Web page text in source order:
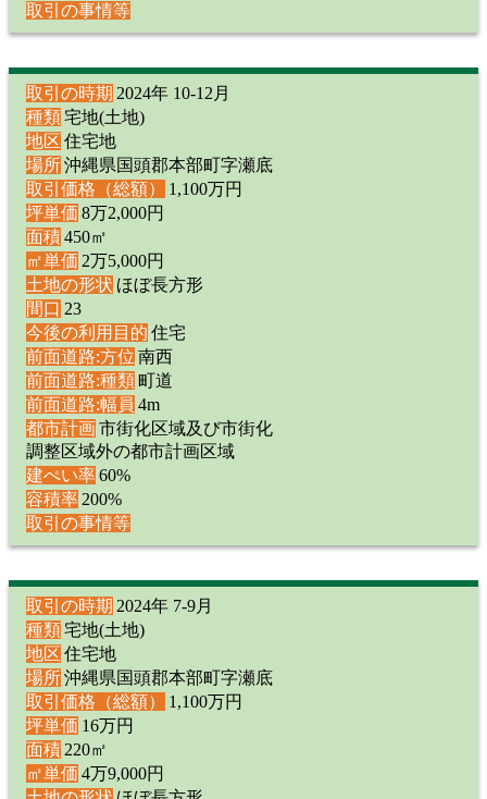
取引の事情等
取引の時期 2024年 10-12月
種類 宅地(土地)
地区 住宅地
場所沖縄県国頭郡本部町字瀬底
取引価格（総額）
1,100万円
坪単価 8万2,000円
面積450㎡
㎡単価 2万5,000円
土地の形状 ほぼ長方形
間口 23
今後の利用目的 住宅
前面道路:方位 南西
前面道路:種類 町道
前面道路:幅員 4m
都市計画 市街化区域及び市街化
調整区域外の都市計画区域
建ぺい率60%
容積率200%
取引の事情等
取引の時期 2024年 7-9月
種類 宅地(土地)
地区 住宅地
場所沖縄県国頭郡本部町字瀬底
取引価格（総額）
1,100万円
坪単価 16万円
面積220㎡
㎡単価 4万9,000円